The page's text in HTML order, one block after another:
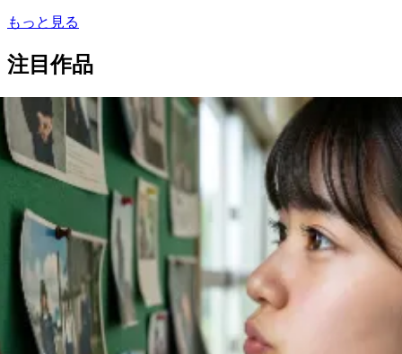
もっと見る
注目作品